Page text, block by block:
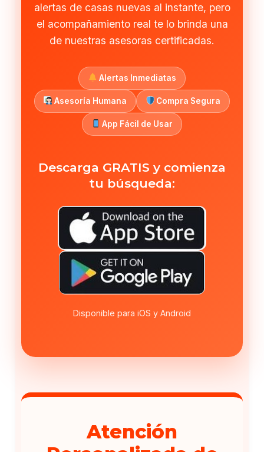
alertas de casas nuevas al instante, pero
el acompañamiento real te lo brinda una
de nuestras asesoras certificadas.
Alertas Inmediatas
Asesoría Humana Compra Segura
App Fácil de Usar
Descarga GRATIS y comienza
tu búsqueda:
Disponible para iOS y Android
Atención